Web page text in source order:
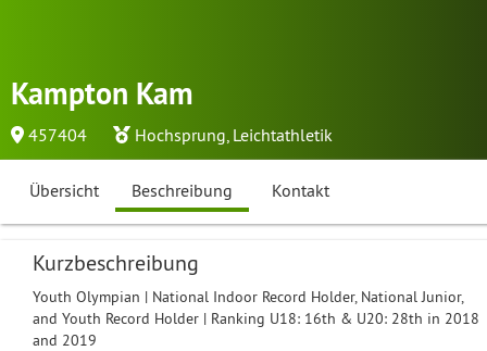
Kampton Kam
457404 Hochsprung, Leichtathletik
Übersicht Beschreibung Kontakt
Kurzbeschreibung
Youth Olympian | National Indoor Record Holder, National Junior,
and Youth Record Holder | Ranking U18: 16th & U20: 28th in 2018
and 2019